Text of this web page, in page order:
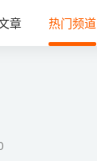
章 热门频道